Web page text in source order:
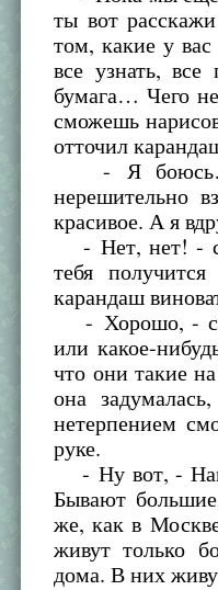
ты вот
том, какие у
все узнать,
бумага… Чего
сможешь
отточил
- Я боюсь…
нерешительно
красивое. А я
- Нет, нет! -
тебя
карандаш
- Хорошо, -
или какое-
что они такие
она
нетерпением
руке.
- Ну вот, -
Бывают
же, как в
живут только
дома. В них